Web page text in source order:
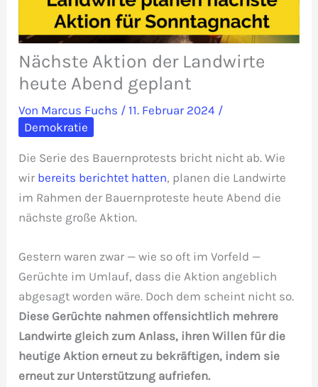
Nächste Aktion der Landwirte
heute Abend geplant
Von Marcus Fuchs /11. Februar 2024 /
Demokratie
Die Serie des Bauernprotests bricht nicht ab. Wie
wir bereits berichtet hatten, planen die Landwirte
im Rahmen der Bauernproteste heute Abend die
nächste große Aktion.
Gestern waren zwar — wie so oft im Vorfeld —
Gerüchte im Umlauf, dass die Aktion angeblich
abgesagt worden wäre. Doch dem scheint nicht so.
Diese Gerüchte nahmen offensichtlich mehrere
Landwirte gleich zum Anlass, ihren Willen für die
heutige Aktion erneut zu bekräftigen, indem sie
erneut zur Unterstützung aufriefen.